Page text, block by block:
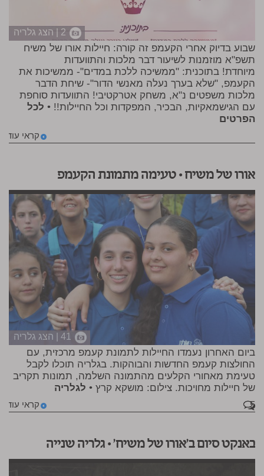
2 | הצג גלריה
שבוע בדיוק אחרי הקעמפ זה קורה: חיילות אורו של משיח
תשפ"א מוזמנות לשיעור דבר מלכות והתוועדות
מיוחדת! בתוכנית: "ממשיכה ללכת במדים"- ממשיכות את
הקעמפ, "שלא בערך נעלה מאנשי הדור"- שיחת הדבר
מלכות משפטים נ"א, משחק אטרקטיבי! התוועדות סוחפת
עם הגישמאקיות, הבכיר, המפקדות וכל החיילות!! • לכל
הפרטים
קראי עוד
אורו של משיח • טעימה מתמונת הקעמפ
41 | הצג גלריה
ביום האחרון נעמדו החיילות לתמונת קעמפ מרכזית, עם
החולצות קעמפ החדשות והבוהקות. בגלריה תוכלו לקבל
טעימת מאחורי הקלעים מהתמונה השלמה, תמונות תקריב
של חיילות מחויכות. צילום: מושקא קרץ • לגלריה
קראי עוד 5
באנקט סיום ב'אורו של משיח' • גלריה שנייה